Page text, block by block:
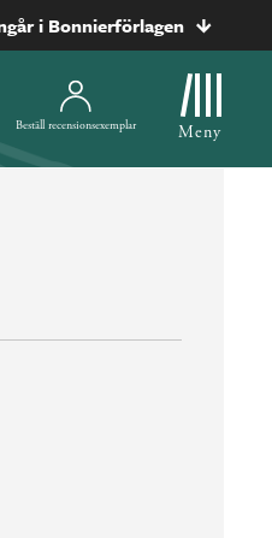
i Bonnierförlagen
Beställ recensionsexemplar Meny